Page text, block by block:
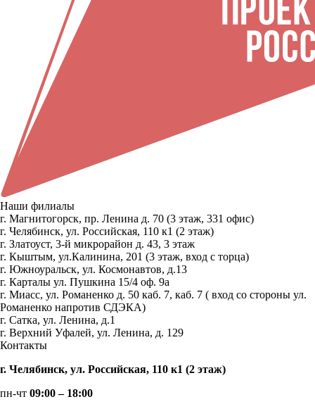
Наши филиалы
г. Магнитогорск, пр. Ленина д. 70 (3 этаж, 331 офис)
г. Челябинск, ул. Российская, 110 к1 (2 этаж)
г. Златоуст, 3-й микрорайон д. 43, 3 этаж
г. Кыштым, ул.Калинина, 201 (3 этаж, вход с торца)
г. Южноуральск, ул. Космонавтов, д.13
г. Карталы ул. Пушкина 15/4 оф. 9а
г. Миасс, ул. Романенко д. 50 каб. 7, каб. 7 ( вход со стороны ул.
Романенко напротив СДЭКА)
г. Сатка, ул. Ленина, д.1
г. Верхний Уфалей, ул. Ленина, д. 129
Контакты
г. Челябинск, ул. Российская, 110 к1 (2 этаж)
пн-чт 09:00 – 18:00